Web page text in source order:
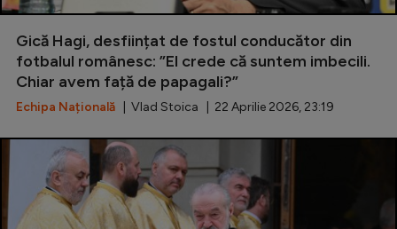
Gică Hagi, desființat de fostul conducător din
fotbalul românesc: ”El crede că suntem imbecili.
Chiar avem față de papagali?”
Echipa Națională | Vlad Stoica | 22 Aprilie 2026, 23:19